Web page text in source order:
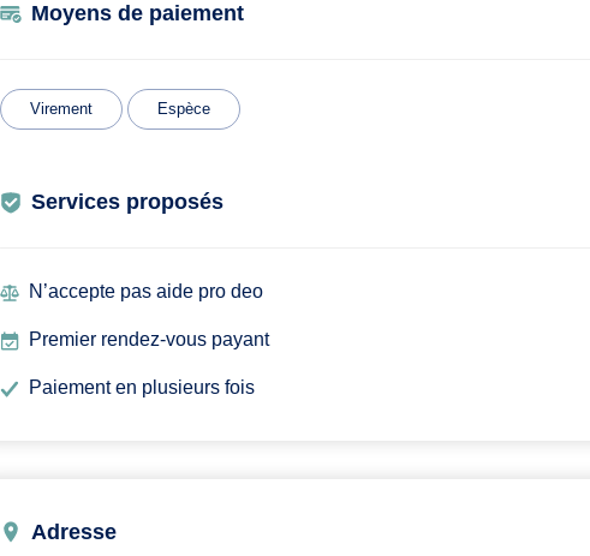
Moyens de paiement
Virement Espèce
Services proposés
N’accepte pas aide pro deo
Premier rendez-vous payant
Paiement en plusieurs fois
Adresse